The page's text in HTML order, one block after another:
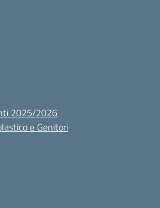
2025/2026
e Genitori